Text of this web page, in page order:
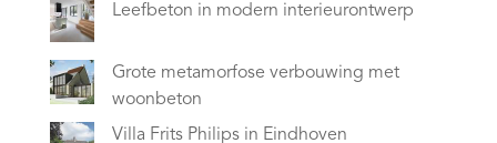
Leefbeton in modern interieurontwerp
Grote metamorfose verbouwing met
woonbeton
Villa Frits Philips in Eindhoven